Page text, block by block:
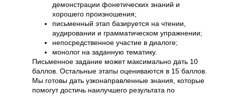
демонстрации фонетических знаний и
хорошего произношения;
письменный этап базируется на чтении,
аудировании и грамматическом упражнении;
непосредственное участие в диалоге;
монолог на заданную тематику.
Письменное задание может максимально дать 10
баллов. Остальные этапы оцениваются в 15 баллов.
Мы готовы дать узконаправленные знания, которые
помогут достичь наилучшего результата по